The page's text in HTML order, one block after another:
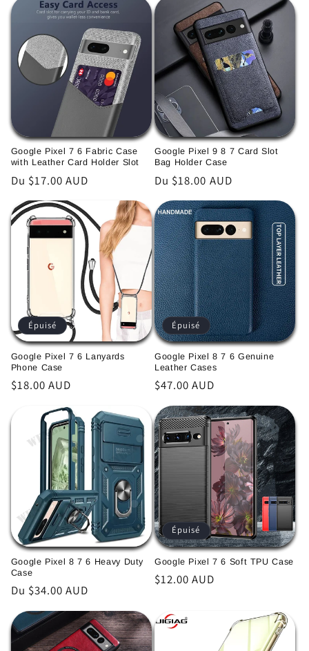
Google Pixel 7 6 Fabric Case
with Leather Card Holder Slot
Prix
habituel
Du $17.00 AUD
Google Pixel 9 8 7 Card Slot
Bag Holder Case
Prix
habituel
Du $18.00 AUD
Épuisé
Google Pixel 7 6 Lanyards
Phone Case
Prix
$18.00 AUD
Épuisé
Google Pixel 8 7 6 Genuine
Leather Cases
Prix
$47.00 AUD
Google Pixel 8 7 6 Heavy Duty
Case
Prix
Du $34.00 AUD
Épuisé
Google Pixel 7 6 Soft TPU Case
Prix
$12.00 AUD